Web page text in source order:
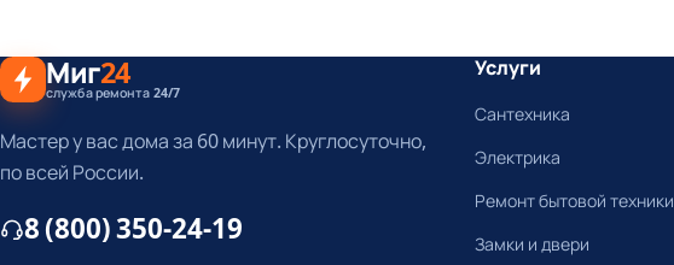
Миг24
служба ремонта 24/7
Мастер у вас дома за 60 минут. Круглосуточно,
по всей России.
8 (800) 350-24-19
Услуги
Сантехника
Электрика
Ремонт бытовой техники
Замки и двери